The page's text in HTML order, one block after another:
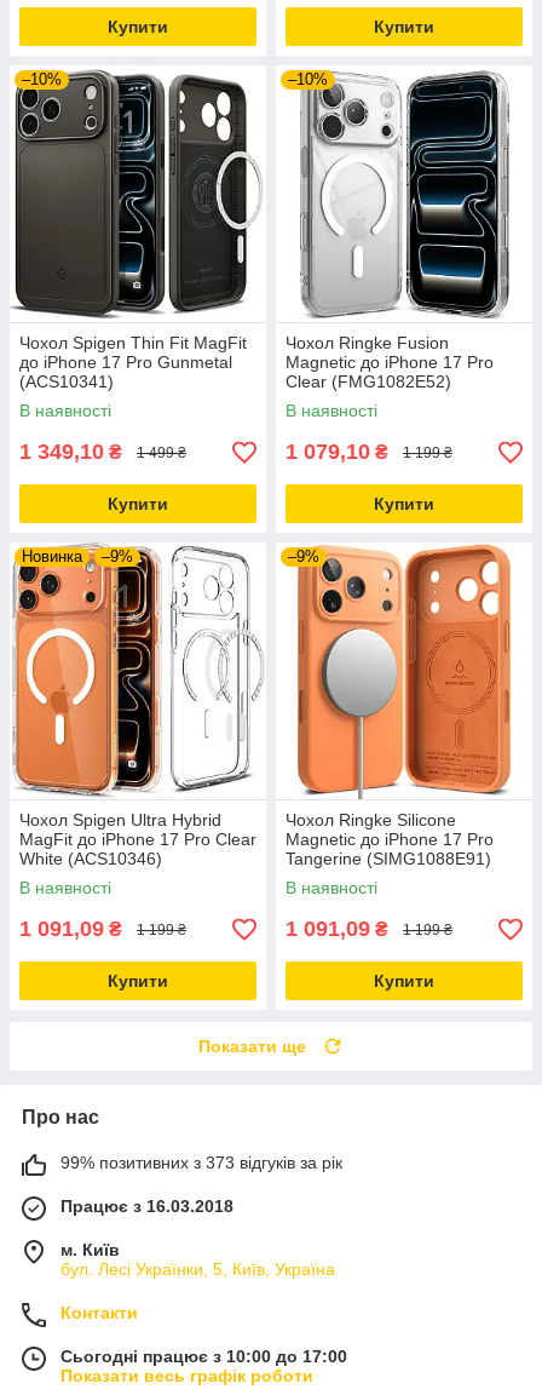
Купити Купити
–10%
Чохол Spigen Thin Fit MagFit
до iPhone 17 Pro Gunmetal
(ACS10341)
В наявності
1 349,10 ₴ 1 499 ₴
Купити
–10%
Чохол Ringke Fusion
Magnetic до iPhone 17 Pro
Clear (FMG1082E52)
В наявності
1 079,10 ₴ 1 199 ₴
Купити
Новинка –9%
Чохол Spigen Ultra Hybrid
MagFit до iPhone 17 Pro Clear
White (ACS10346)
В наявності
1 091,09 ₴ 1 199 ₴
Купити
–9%
Чохол Ringke Silicone
Magnetic до iPhone 17 Pro
Tangerine (SIMG1088E91)
В наявності
1 091,09 ₴ 1 199 ₴
Купити
Показати ще
Про нас
99% позитивних з 373 відгуків за рік
Працює з 16.03.2018
м. Київ
бул. Лесі Українки, 5, Київ, Україна
Контакти
Сьогодні працює з 10:00 до 17:00
Показати весь графік роботи